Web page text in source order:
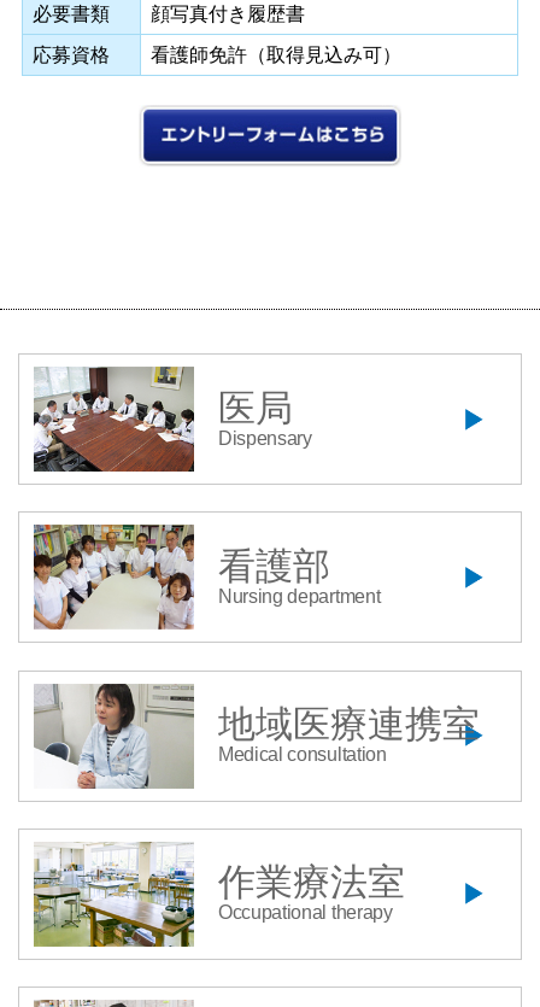
必要書類
顔写真付き履歴書
応募資格
看護師免許（取得見込み可）
医局
Dispensary
看護部
Nursing department
地域医療連携室
Medical consultation
作業療法室
Occupational therapy